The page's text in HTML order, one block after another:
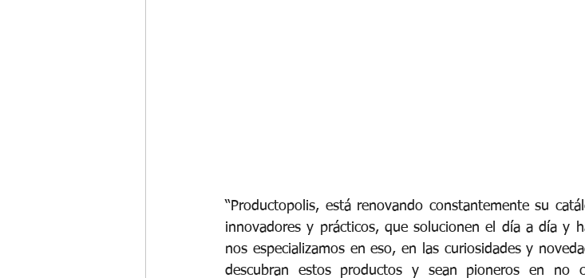
“Productopolis, está renovando constantemente su
innovadores y prácticos, que solucionen el día a día y
nos especializamos en eso, en las curiosidades y
descubran estos productos y sean pioneros en no